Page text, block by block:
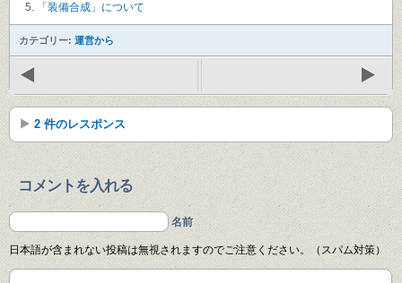
「装備合成」について
カテゴリー: 運営から
2 件のレスポンス
コメントを入れる
名前
日本語が含まれない投稿は無視されますのでご注意ください。（スパム対策）